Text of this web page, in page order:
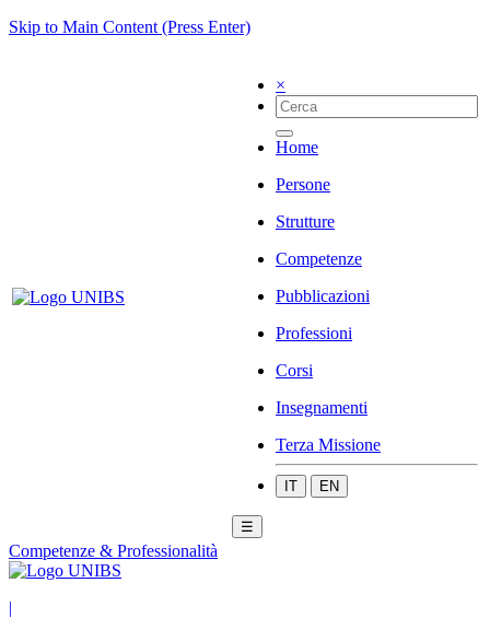
Skip to Main Content (Press Enter)
×
Home
Persone
Strutture
Competenze
Pubblicazioni
Professioni
Corsi
Insegnamenti
Terza Missione
IT EN
☰
Competenze & Professionalità
|